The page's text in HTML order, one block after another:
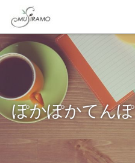
ぽかぽかてんぽ